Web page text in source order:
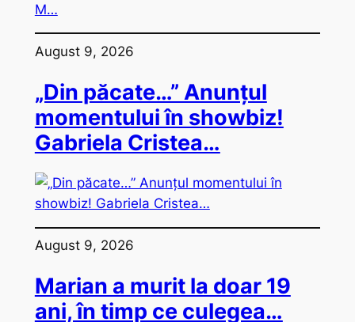
August 9, 2026
„Din păcate…” Anunțul
momentului în showbiz!
Gabriela Cristea…
August 9, 2026
Marian a murit la doar 19
ani, în timp ce culegea…